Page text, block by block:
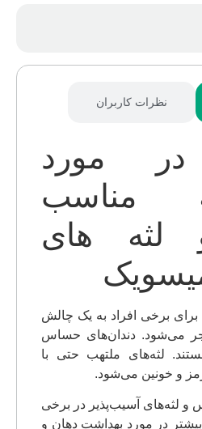
نظرات کاربران
در مورد
مناسب
لثه های
برخی افراد به یک چالش
می‌شود. دندان‌های حساس
لثه‌های ملتهب حتی با
و خونین می‌شود.
و لثه‌های آسیب‌پذیر در برخی
در مورد بهداشت دهان و